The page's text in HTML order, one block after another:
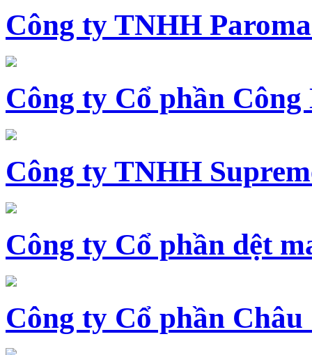
Công ty TNHH
Công ty Cổ phần Công
Công ty TNHH
Công ty Cổ phần dệt
Công ty Cổ phần Châu